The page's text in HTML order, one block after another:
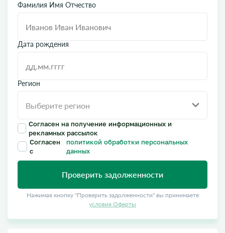
Фамилия Имя Отчество
Дата рождения
Регион
Согласен на получение информационных и
рекламных рассылок
Согласен
с
политикой обработки персональных
данных
Проверить задолженности
Нажимая кнопку "Проверить задолженности" вы принимаете
условия Оферты